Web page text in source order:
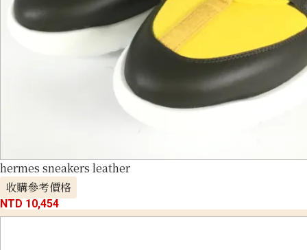
hermes sneakers leather
收購參考價格
NTD 10,454